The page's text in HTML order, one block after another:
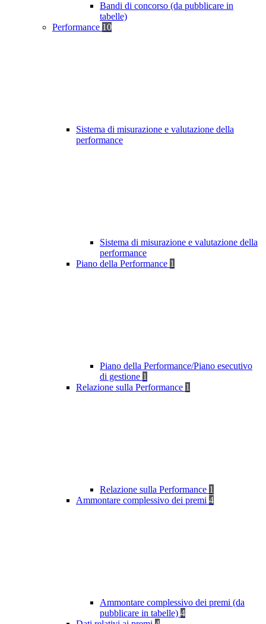
Bandi di concorso (da pubblicare in
tabelle)
Performance 10
Sistema di misurazione e valutazione della
performance
Sistema di misurazione e valutazione della
performance
Piano della Performance 1
Piano della Performance/Piano esecutivo
di gestione 1
Relazione sulla Performance 1
Relazione sulla Performance 1
Ammontare complessivo dei premi 4
Ammontare complessivo dei premi (da
pubblicare in tabelle) 4